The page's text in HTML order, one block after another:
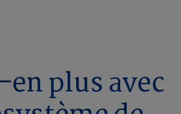
plus avec